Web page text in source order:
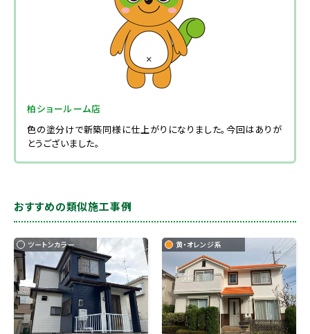
柏ショールーム店
色の塗分けで新築同様に仕上がりになりました。今回はありが
とうございました。
おすすめの類似施工事例
ツートンカラー 黄・オレンジ系